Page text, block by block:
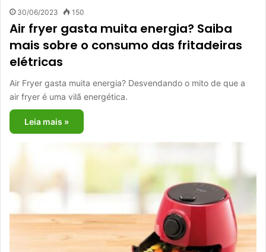
30/06/2023 150
Air fryer gasta muita energia? Saiba
mais sobre o consumo das fritadeiras
elétricas
Air Fryer gasta muita energia? Desvendando o mito de que a
air fryer é uma vilã energética.
Leia mais »